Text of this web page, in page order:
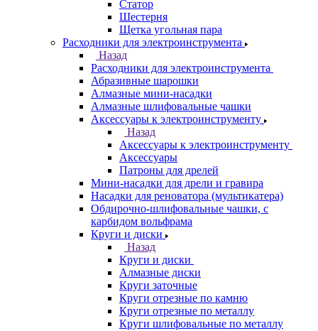
Статор
Шестерня
Щетка угольная пара
Расходники для электроинструмента
Назад
Расходники для электроинструмента
Абразивные шарошки
Алмазные мини-насадки
Алмазные шлифовальные чашки
Аксессуары к электроинструменту
Назад
Аксессуары к электроинструменту
Аксессуары
Патроны для дрелей
Мини-насадки для дрели и гравира
Насадки для реноватора (мультикатера)
Обдирочно-шлифовальные чашки, с
карбидом вольфрама
Круги и диски
Назад
Круги и диски
Алмазные диски
Круги заточные
Круги отрезные по камню
Круги отрезные по металлу
Круги шлифовальные по металлу